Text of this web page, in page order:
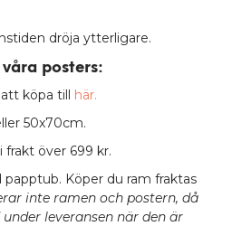
dröja ytterligare.
posters:
köpa till här.
50x70cm.
frakt över 699 kr.
Köper du ram fraktas
inte ramen och postern, då
leveransen när den är